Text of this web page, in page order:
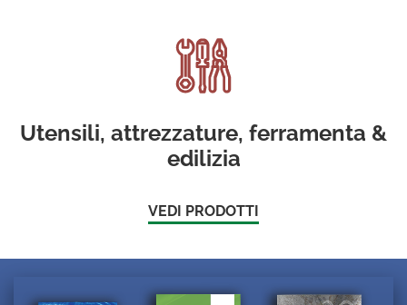
Utensili, attrezzature, ferramenta &
edilizia
VEDI PRODOTTI